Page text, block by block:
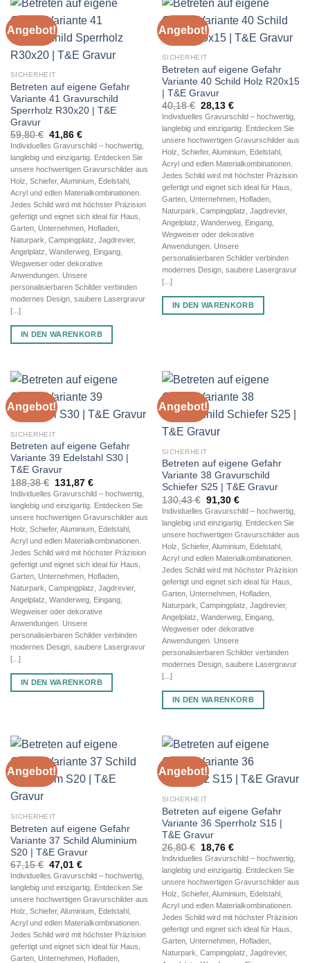
Angebot!
SICHERHEIT
Betreten auf eigene Gefahr
Variante 41 Gravurschild
Sperrholz R30x20 | T&E
Gravur
59,80€ Ursprünglicher
Preis
war:
59,80 €
41,86 €Aktueller
Preis
ist:
41,86 €.
Individuelles Gravurschild – hochwertig,
langlebig und einzigartig. Entdecken Sie
unsere hochwertigen Gravurschilder aus
Holz, Schiefer, Aluminium, Edelstahl,
Acryl und edlen Materialkombinationen.
Jedes Schild wird mit höchster Präzision
gefertigt und eignet sich ideal für Haus,
Garten, Unternehmen, Hofladen,
Naturpark, Campingplatz, Jagdrevier,
Angelplatz, Wanderweg, Eingang,
Wegweiser oder dekorative
Anwendungen. Unsere
personalisierbaren Schilder verbinden
modernes Design, saubere Lasergravur
[...]
IN DEN WARENKORB
Angebot!
SICHERHEIT
Betreten auf eigene Gefahr
Variante 40 Schild Holz R20x15
| T&E Gravur
40,18€ Ursprünglicher
Preis
war:
40,18 €
28,13 €Aktueller
Preis
ist:
28,13 €.
Individuelles Gravurschild – hochwertig,
langlebig und einzigartig. Entdecken Sie
unsere hochwertigen Gravurschilder aus
Holz, Schiefer, Aluminium, Edelstahl,
Acryl und edlen Materialkombinationen.
Jedes Schild wird mit höchster Präzision
gefertigt und eignet sich ideal für Haus,
Garten, Unternehmen, Hofladen,
Naturpark, Campingplatz, Jagdrevier,
Angelplatz, Wanderweg, Eingang,
Wegweiser oder dekorative
Anwendungen. Unsere
personalisierbaren Schilder verbinden
modernes Design, saubere Lasergravur
[...]
IN DEN WARENKORB
Angebot!
SICHERHEIT
Betreten auf eigene Gefahr
Variante 39 Edelstahl S30 |
T&E Gravur
188,38€
Ursprünglicher
Preis
war:
188,38 €
131,87 €Aktueller
Preis
ist:
131,87 €.
Individuelles Gravurschild – hochwertig,
langlebig und einzigartig. Entdecken Sie
unsere hochwertigen Gravurschilder aus
Holz, Schiefer, Aluminium, Edelstahl,
Acryl und edlen Materialkombinationen.
Jedes Schild wird mit höchster Präzision
gefertigt und eignet sich ideal für Haus,
Garten, Unternehmen, Hofladen,
Naturpark, Campingplatz, Jagdrevier,
Angelplatz, Wanderweg, Eingang,
Wegweiser oder dekorative
Anwendungen. Unsere
personalisierbaren Schilder verbinden
modernes Design, saubere Lasergravur
[...]
IN DEN WARENKORB
Angebot!
SICHERHEIT
Betreten auf eigene Gefahr
Variante 38 Gravurschild
Schiefer S25 | T&E Gravur
130,43€ Ursprünglicher
Preis
war:
130,43 €
91,30 €Aktueller
Preis
ist:
91,30 €.
Individuelles Gravurschild – hochwertig,
langlebig und einzigartig. Entdecken Sie
unsere hochwertigen Gravurschilder aus
Holz, Schiefer, Aluminium, Edelstahl,
Acryl und edlen Materialkombinationen.
Jedes Schild wird mit höchster Präzision
gefertigt und eignet sich ideal für Haus,
Garten, Unternehmen, Hofladen,
Naturpark, Campingplatz, Jagdrevier,
Angelplatz, Wanderweg, Eingang,
Wegweiser oder dekorative
Anwendungen. Unsere
personalisierbaren Schilder verbinden
modernes Design, saubere Lasergravur
[...]
IN DEN WARENKORB
Angebot!
SICHERHEIT
Betreten auf eigene Gefahr
Variante 37 Schild Aluminium
S20 | T&E Gravur
67,15€ Ursprünglicher
Preis
war:
67,15 €
47,01 €Aktueller
Preis
ist:
47,01 €.
Individuelles Gravurschild – hochwertig,
langlebig und einzigartig. Entdecken Sie
unsere hochwertigen Gravurschilder aus
Holz, Schiefer, Aluminium, Edelstahl,
Acryl und edlen Materialkombinationen.
Jedes Schild wird mit höchster Präzision
gefertigt und eignet sich ideal für Haus,
Garten, Unternehmen, Hofladen,
Angebot!
SICHERHEIT
Betreten auf eigene Gefahr
Variante 36 Sperrholz S15 |
T&E Gravur
26,80€
Ursprünglicher
Preis
war:
26,80 €
18,76 €Aktueller
Preis
ist:
18,76 €.
Individuelles Gravurschild – hochwertig,
langlebig und einzigartig. Entdecken Sie
unsere hochwertigen Gravurschilder aus
Holz, Schiefer, Aluminium, Edelstahl,
Acryl und edlen Materialkombinationen.
Jedes Schild wird mit höchster Präzision
gefertigt und eignet sich ideal für Haus,
Garten, Unternehmen, Hofladen,
Naturpark, Campingplatz, Jagdrevier,